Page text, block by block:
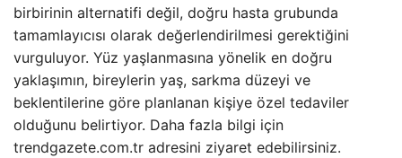
birbirinin alternatifi değil, doğru hasta grubunda
tamamlayıcısı olarak değerlendirilmesi gerektiğini
vurguluyor. Yüz yaşlanmasına yönelik en doğru
yaklaşımın, bireylerin yaş, sarkma düzeyi ve
beklentilerine göre planlanan kişiye özel tedaviler
olduğunu belirtiyor. Daha fazla bilgi için
trendgazete.com.tr adresini ziyaret edebilirsiniz.